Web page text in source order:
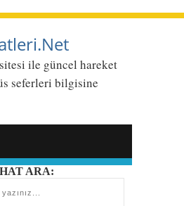
ile güncel hareket
seferleri bilgisine
HAT ARA: